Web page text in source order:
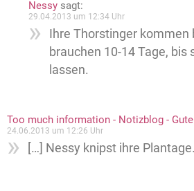
Nessy sagt:
29.04.2013 um 12:34 Uhr
Ihre Thorstinger kommen
brauchen 10-14 Tage, bis
lassen.
Too much information - Notizblog -
24.06.2013 um 12:26 Uhr
[…] Nessy knipst ihre